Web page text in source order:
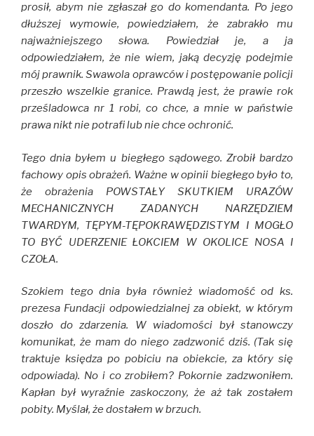
prosił, abym nie zgłaszał go do komendanta. Po jego
dłuższej wymowie, powiedziałem, że zabrakło mu
najważniejszego słowa. Powiedział je, a ja
odpowiedziałem, że nie wiem, jaką decyzję podejmie
mój prawnik. Swawola oprawców i postępowanie policji
przeszło wszelkie granice. Prawdą jest, że prawie rok
prześladowca nr 1 robi, co chce, a mnie w państwie
prawa nikt nie potrafi lub nie chce ochronić.
Tego dnia byłem u biegłego sądowego. Zrobił bardzo
fachowy opis obrażeń. Ważne w opinii biegłego było to,
że obrażenia POWSTAŁY SKUTKIEM URAZÓW
MECHANICZNYCH ZADANYCH NARZĘDZIEM
TWARDYM, TĘPYM-TĘPOKRAWĘDZISTYM I MOGŁO
TO BYĆ UDERZENIE ŁOKCIEM W OKOLICE NOSA I
CZOŁA.
Szokiem tego dnia była również wiadomość od ks.
prezesa Fundacji odpowiedzialnej za obiekt, w którym
doszło do zdarzenia. W wiadomości był stanowczy
komunikat, że mam do niego zadzwonić dziś. (Tak się
traktuje księdza po pobiciu na obiekcie, za który się
odpowiada). No i co zrobiłem? Pokornie zadzwoniłem.
Kapłan był wyraźnie zaskoczony, że aż tak zostałem
pobity. Myślał, że dostałem w brzuch.